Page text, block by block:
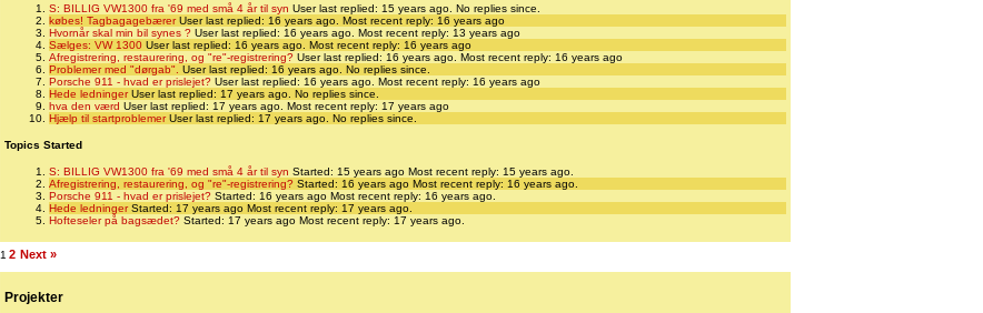
S: BILLIG VW1300 fra '69 med små 4 år til syn User last replied: 15 years ago. No replies since.
købes! TagbagagebærerUser last replied: 16 years ago. Most recent reply: 16 years ago
Hvornår skal min bil synes ? User last replied: 16 years ago. Most recent reply: 13 years ago
Sælges: VW 1300 User last replied: 16 years ago. Most recent reply: 16 years ago
Afregistrering, restaurering, og "re"-registrering? User last replied: 16 years ago. Most recent reply: 16 years ago
Problemer med "dørgab".
User last replied: 16 years ago. No replies since.
Porsche 911 - hvad er prislejet? User last replied: 16 years ago. Most recent reply: 16 years ago
Hede ledningerUser last replied: 17 years ago. No replies since.
hva den værd User last replied: 17 years ago. Most recent reply: 17 years ago
Hjælp til startproblemerUser last replied: 17 years ago. No replies since.
Topics Started
S: BILLIG VW1300 fra '69 med små 4 år til syn Started: 15 years ago Most recent reply: 15 years ago.
Afregistrering, restaurering, og "re"-registrering? Started: 16 years ago Most recent reply: 16 years ago.
Porsche 911 - hvad er prislejet? Started: 16 years ago Most recent reply: 16 years ago.
Hede ledningerStarted: 17 years ago Most recent reply: 17 years ago.
Hofteseler på bagsædet? Started: 17 years ago Most recent reply: 17 years ago.
1 2 Next »
Projekter